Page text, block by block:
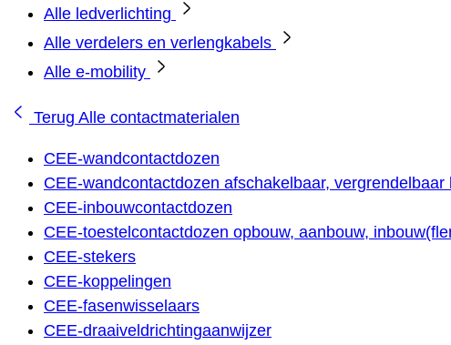
Alle ledverlichting
Alle verdelers en verlengkabels
Alle e-mobility
Terug Alle contactmaterialen
CEE-wandcontactdozen
CEE-wandcontactdozen afschakelbaar, vergrendelbaar
CEE-inbouwcontactdozen
CEE-toestelcontactdozen opbouw, aanbouw,
CEE-stekers
CEE-koppelingen
CEE-fasenwisselaars
CEE-draaiveldrichtingaanwijzer